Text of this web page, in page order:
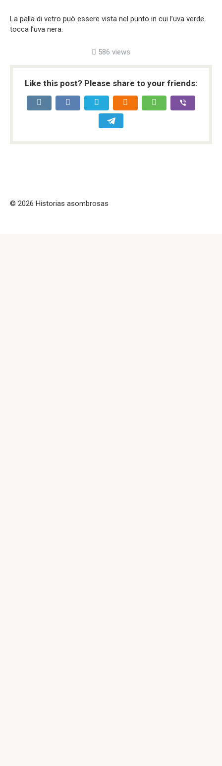
La palla di vetro può essere vista nel punto in cui l’uva verde
tocca l’uva nera.
586 views
Like this post? Please share to your friends:
© 2026 Historias asombrosas